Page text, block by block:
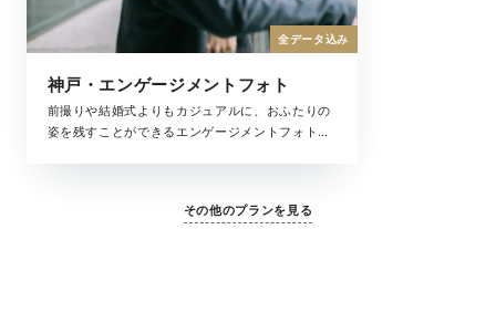
神戸・エンゲージメントフォト
前撮りや結婚式よりもカジュアルに、おふたりの
姿を残すことができるエンゲージメントフォト。
全データ込み
その他のプランを見る